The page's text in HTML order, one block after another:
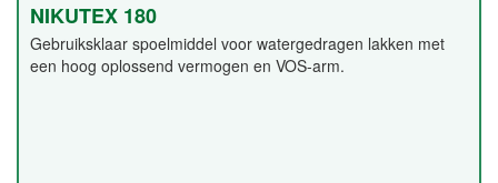
NIKUTEX 180
Gebruiksklaar spoelmiddel voor watergedragen lakken met
een hoog oplossend vermogen en VOS-arm.